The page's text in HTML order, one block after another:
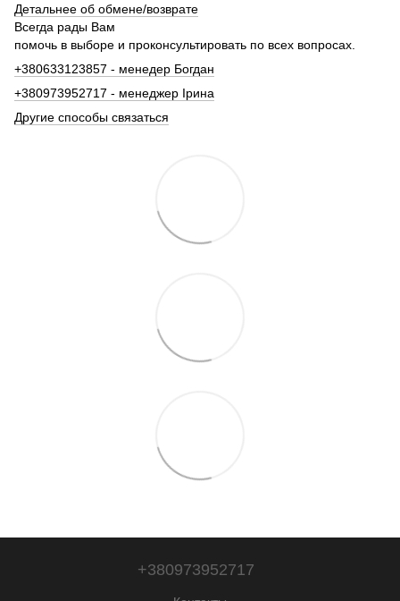
Детальнее об обмене/возврате
Всегда рады Вам
помочь в выборе и проконсультировать по всех вопросах.
+380633123857 - менедер Богдан
+380973952717 - менеджер Ірина
Другие способы связаться
+380973952717